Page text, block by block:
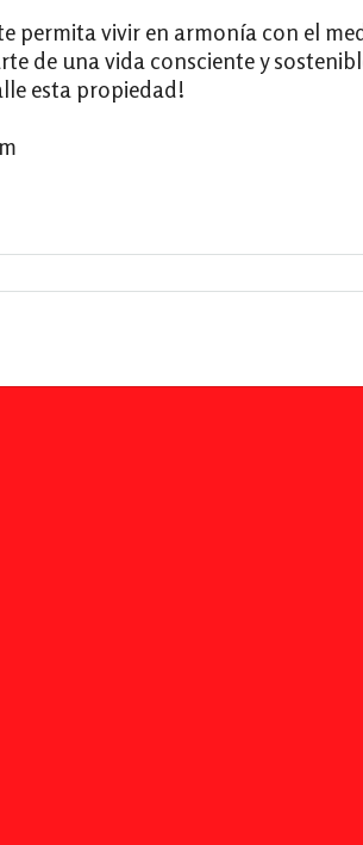
permita vivir en armonía con el
de una vida consciente y
esta propiedad!